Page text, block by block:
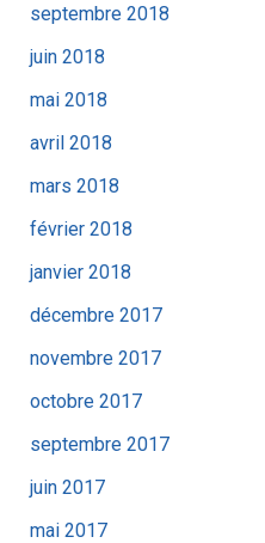
septembre 2018
juin 2018
mai 2018
avril 2018
mars 2018
février 2018
janvier 2018
décembre 2017
novembre 2017
octobre 2017
septembre 2017
juin 2017
mai 2017